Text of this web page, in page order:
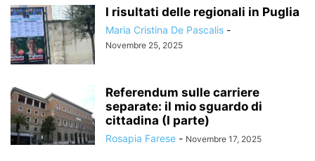
I risultati delle regionali in Puglia
Maria Cristina De Pascalis -
Novembre 25, 2025
Referendum sulle carriere
separate: il mio sguardo di
cittadina (I parte)
Rosapia Farese - Novembre 17, 2025